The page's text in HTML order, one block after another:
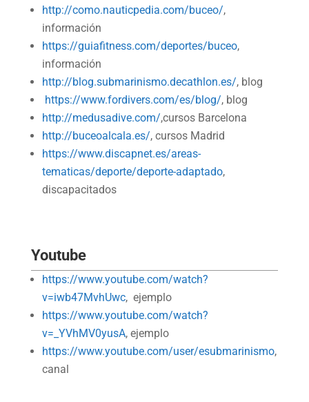
http://como.nauticpedia.com/buceo/,
información
https://guiafitness.com/deportes/buceo,
información
http://blog.submarinismo.decathlon.es/, blog
https://www.fordivers.com/es/blog/, blog
http://medusadive.com/,cursos Barcelona
http://buceoalcala.es/, cursos Madrid
https://www.discapnet.es/areas-
tematicas/deporte/deporte-adaptado,
discapacitados
Youtube
https://www.youtube.com/watch?
v=iwb47MvhUwc, ejemplo
https://www.youtube.com/watch?
v=_YVhMV0yusA, ejemplo
https://www.youtube.com/user/esubmarinismo,
canal